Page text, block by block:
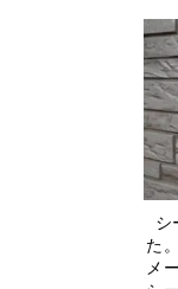
シ
た
メ